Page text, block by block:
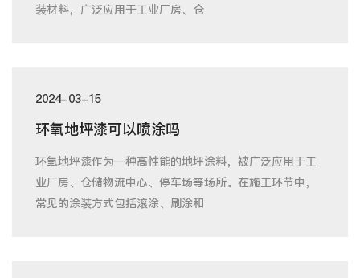
装材料，广泛应用于工业厂房、仓
2024-03-15
环氧地坪漆可以喷涂吗
环氧地坪漆作为一种高性能的地坪涂料，被广泛应用于工
业厂房、仓储物流中心、停车场等场所。在施工环节中，
常见的涂装方式包括滚涂、刷涂和